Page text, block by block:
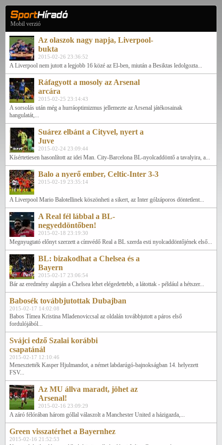
Mobil verzió
Az olaszok nagy napja, Liverpool-
bukta
2015-02-26 23:36:52
A Liverpool nem jutott a legjobb 16 közé az El-ben, miután a Besiktas ledolgozta...
Ráfagyott a mosoly az Arsenal
arcára
2015-02-25 23:14:43
A sorsolás után még a hurráoptimizmus jellemezte az Arsenal játékosainak
hangulatát,...
Suárez elbánt a Cityvel, nyert a
Juve
2015-02-24 23:09:44
Kísértetiesen hasonlított az idei Man. City-Barcelona BL-nyolcaddöntő a tavalyira, a...
Balo a nyerő ember, Celtic-Inter 3-3
2015-02-19 23:35:14
A Liverpool Mario Balotellinek köszönheti a sikert, az Inter gólzáporos döntetlent...
A Real fél lábbal a BL-
negyeddöntőben!
2015-02-18 23:19:30
Megnyugtató előnyt szerzett a címvédő Real a BL szerda esti nyolcaddöntőjének első...
BL: bizakodhat a Chelsea és a
Bayern
2015-02-17 23:06:54
Bár az eredmény alapján a Chelsea lehet elégedettebb, a látottak - például a hétszer...
Babosék továbbjutottak Dubajban
2015-02-17 14:02:08
Babos Tímea Kristina Mladenoviccsal az oldalán továbbjutott a páros első
fordulójából...
Svájci edző Szalai korábbi
csapatánál
2015-02-17 12:10:46
Menesztették Kasper Hjulmandot, a német labdarúgó-bajnokságban 14. helyezett
FSV...
Az MU állva maradt, jöhet az
Arsenal!
2015-02-16 23:09:29
A záró félórában három góllal válaszolt a Manchester United a házigazda,...
Green visszatérhet a Bayernhez
2015-02-16 21:52:53